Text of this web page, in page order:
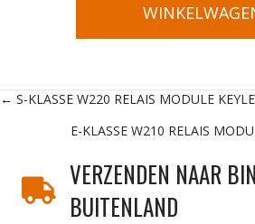
Posts
navigation
← S-KLASSE W220 RELAIS MODULE
E-KLASSE W210 RELAIS
VERZENDEN NAAR
BUITENLAND